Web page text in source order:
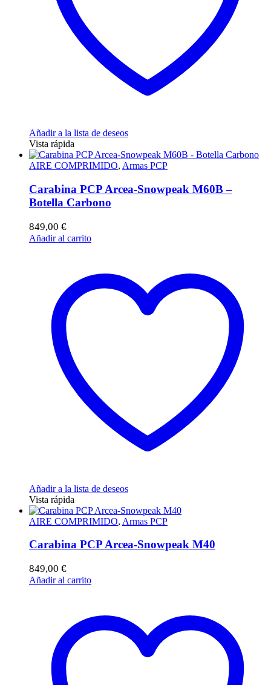
Añadir a la lista de deseos
Vista rápida
AIRE COMPRIMIDO, Armas PCP
Carabina PCP Arcea-Snowpeak M60B –
Botella Carbono
849,00 €
Añadir al carrito
Añadir a la lista de deseos
Vista rápida
AIRE COMPRIMIDO, Armas PCP
Carabina PCP Arcea-Snowpeak M40
849,00 €
Añadir al carrito